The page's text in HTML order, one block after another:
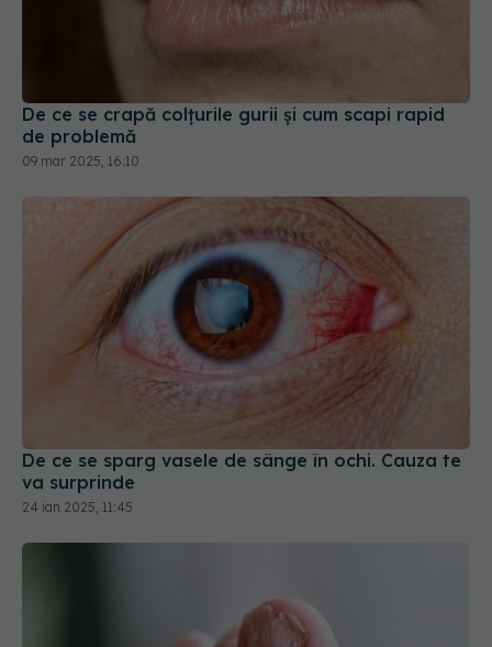
de problemă
09 mar 2025, 16:10
va surprinde
24 ian 2025, 11:45